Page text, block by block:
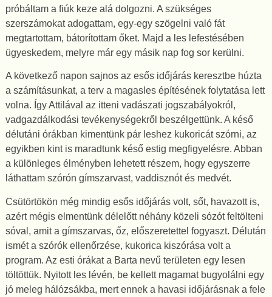
próbáltam a fiúk keze alá dolgozni. A szükséges
szerszámokat adogattam, egy-egy szögelni való fát
megtartottam, bátorítottam őket. Majd a les lefestésében
ügyeskedem, melyre már egy másik nap fog sor kerülni.
A következő napon sajnos az esős időjárás keresztbe húzta
a számításunkat, a terv a magasles építésének folytatása lett
volna. Így Attilával az itteni vadászati jogszabályokról,
vadgazdálkodási tevékenységekről beszélgettünk. A késő
délutáni órákban kimentünk pár leshez kukoricát szórni, az
egyikben kint is maradtunk késő estig megfigyelésre. Abban
a különleges élményben lehetett részem, hogy egyszerre
láthattam szórón gímszarvast, vaddisznót és medvét.
Csütörtökön még mindig esős időjárás volt, sőt, havazott is,
azért mégis elmentünk délelőtt néhány közeli sózót feltölteni
sóval, amit a gímszarvas, őz, előszeretettel fogyaszt. Délután
ismét a szórók ellenőrzése, kukorica kiszórása volt a
program. Az esti órákat a Barta nevű területen egy lesen
töltöttük. Nyitott les lévén, be kellett magamat bugyolálni egy
jó meleg hálózsákba, mert ennek a havasi időjárásnak a fele